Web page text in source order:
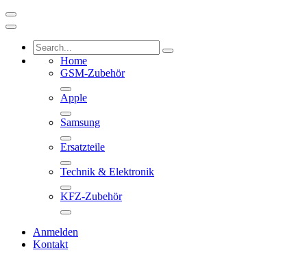
Home
GSM-Zubehör
Apple
Samsung
Ersatzteile
Technik & Elektronik
KFZ-Zubehör
Anmelden
Kontakt